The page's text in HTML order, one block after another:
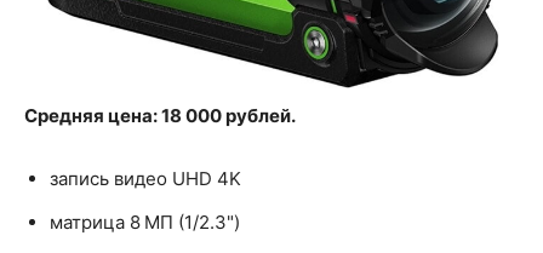
Средняя цена: 18 000 рублей.
запись видео UHD 4K
матрица 8 МП (1/2.3")